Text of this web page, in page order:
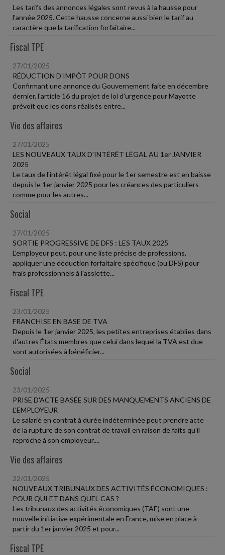
Les tarifs des annonces légales sont revus à la hausse pour
l'année 2025. Cette hausse concerne aussi bien le tarif au
caractère que la tarification forfaitaire...
Fiscal TPE
27/01/2025
RÉDUCTION D'IMPÔT POUR DONS
Confirmant une annonce du Gouvernement faite en décembre
dernier, l'article 16 du projet de loi d'urgence pour Mayotte
prévoit que les dons réalisés entre...
Vie des affaires
27/01/2025
LES NOUVEAUX TAUX D'INTÉRÊT LÉGAL AU 1er JANVIER
2025
Le taux de l'intérêt légal fixé pour le 1er semestre est en baisse
depuis le 1er janvier 2025 pour les créances des particuliers
comme pour les autres...
Social
27/01/2025
SORTIE PROGRESSIVE DE DFS : LES TAUX 2025
L'employeur peut, pour une liste précise de professions,
appliquer une déduction forfaitaire spécifique (ou DFS) pour
frais professionnels à l'assiette...
Fiscal TPE
23/01/2025
FRANCHISE EN BASE DE TVA
Depuis le 1er janvier 2025, les petites entreprises établies dans
d'autres États membres que celui dans lequel la TVA est due
sont autorisées à bénéficier...
Social
23/01/2025
PRISE D'ACTE BASÉE SUR DES MANQUEMENTS ANCIENS DE
L'EMPLOYEUR
Le salarié en contrat à durée indéterminée peut prendre acte
de la rupture de son contrat de travail en raison de faits qu'il
reproche à son employeur....
Vie des affaires
22/01/2025
NOUVEAUX TRIBUNAUX DES ACTIVITÉS ÉCONOMIQUES :
POUR QUI ET DANS QUEL CAS ?
Les tribunaux des activités économiques (TAE) sont une
nouvelle initiative expérimentale en France, mise en place à
partir du 1er janvier 2025 et pour...
Fiscal TPE